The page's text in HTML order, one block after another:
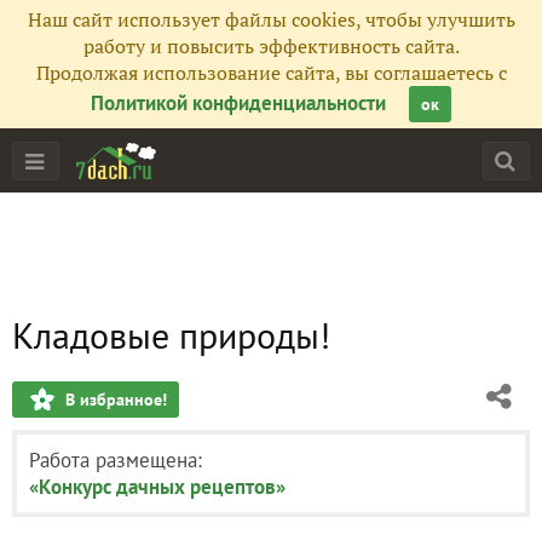
Наш сайт использует файлы cookies, чтобы улучшить
работу и повысить эффективность сайта.
Продолжая использование сайта, вы соглашаетесь с
Политикой конфиденциальности
ок
Кладовые природы!
В избранное!
Работа размещена:
«Конкурс дачных рецептов»